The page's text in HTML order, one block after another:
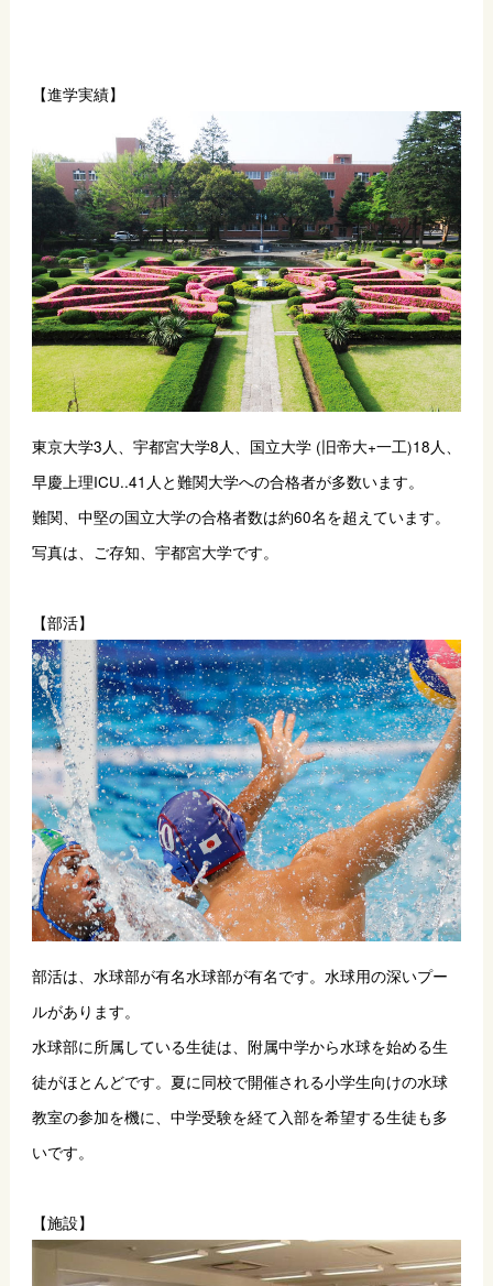
【進学実績】
東京大学3人、宇都宮大学8人、国立大学 (旧帝大+一工)18人、
早慶上理ICU..41人と難関大学への合格者が多数います。
難関、中堅の国立大学の合格者数は約60名を超えています。
写真は、ご存知、宇都宮大学です。
【部活】
部活は、水球部が有名水球部が有名です。水球用の深いプー
ルがあります。
水球部に所属している生徒は、附属中学から水球を始める生
徒がほとんどです。夏に同校で開催される小学生向けの水球
教室の参加を機に、中学受験を経て入部を希望する生徒も多
いです。
【施設】